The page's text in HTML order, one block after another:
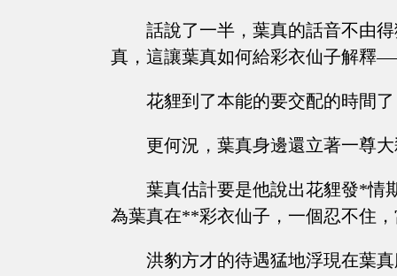
話說了一半，葉真的話音不由
真，這讓葉真如何給彩衣仙子解釋
花貍到了本能的要交配的時間
更何況，葉真身邊還立著一尊
葉真估計要是他說出花貍發*情
為葉真在**彩衣仙子，一個忍不住
洪豹方才的待遇猛地浮現在葉